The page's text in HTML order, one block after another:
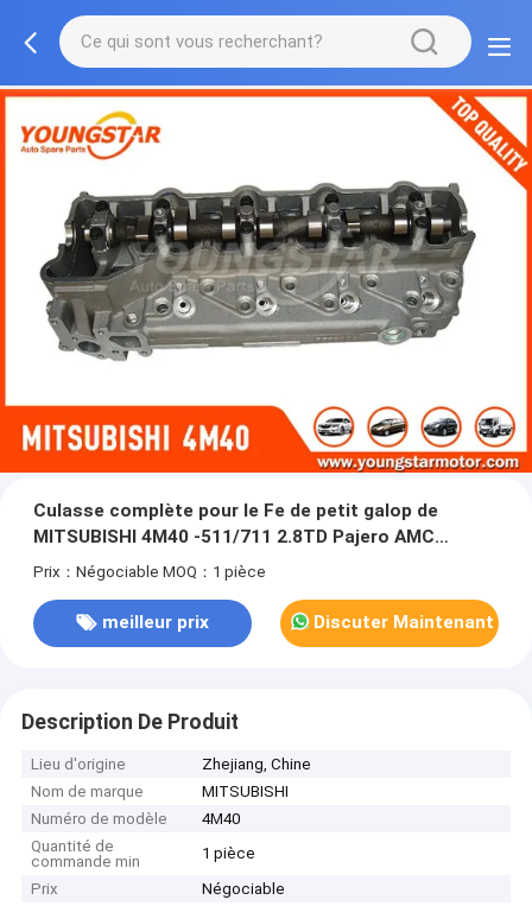
Culasse complète pour le Fe de petit galop de
MITSUBISHI 4M40 -511/711 2.8TD Pajero AMC
908515
Prix：Négociable MOQ：1 pièce
meilleur prix Discuter Maintenant
Description De Produit
Lieu d'origine
Zhejiang, Chine
Nom de marque
MITSUBISHI
Numéro de modèle
4M40
Quantité de
commande min
1 pièce
Prix
Négociable